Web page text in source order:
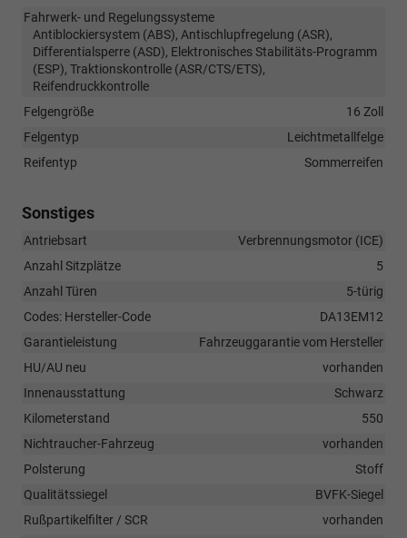
Fahrwerk- und Regelungssysteme
Antiblockiersystem (ABS), Antischlupfregelung (ASR),
Differentialsperre (ASD), Elektronisches Stabilitäts-Programm
(ESP), Traktionskontrolle (ASR/CTS/ETS),
Reifendruckkontrolle
Felgengröße
16 Zoll
Felgentyp
Leichtmetallfelge
Reifentyp
Sommerreifen
Sonstiges
Antriebsart
Verbrennungsmotor (ICE)
Anzahl Sitzplätze
5
Anzahl Türen
5-türig
Codes: Hersteller-Code
DA13EM12
Garantieleistung
Fahrzeuggarantie vom Hersteller
HU/AU neu
vorhanden
Innenausstattung
Schwarz
Kilometerstand
550
Nichtraucher-Fahrzeug
vorhanden
Polsterung
Stoff
Qualitätssiegel
BVFK-Siegel
Rußpartikelfilter / SCR
vorhanden